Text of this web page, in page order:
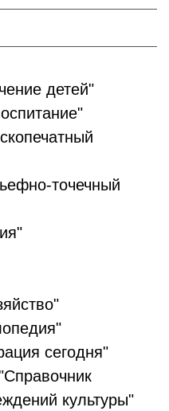
детей"
точечный
сегодня"
культуры"